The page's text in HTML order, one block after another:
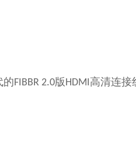
的FIBBR 2.0版 HDMI 高清连接